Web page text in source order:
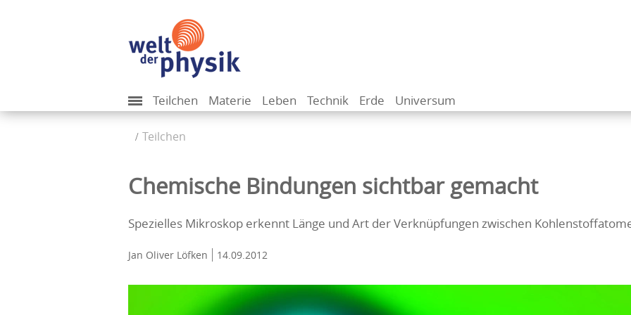
Teilchen Materie Leben Technik Erde Universum
Teilchen
Chemische Bindungen sichtbar gemacht
Spezielles Mikroskop erkennt Länge und Art der Verknüpfungen zwischen
Jan Oliver Löfken 14.09.2012